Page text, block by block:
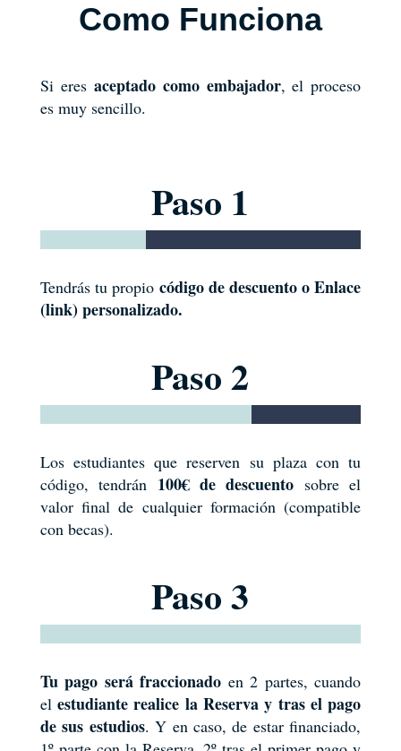
Como Funciona
Si eresaceptado como embajador, el proceso
es muy sencillo.
Paso 1
Tendrás tu propio código de descuento o Enlace
(link) personalizado.
Paso 2
Los estudiantes que reserven su plaza con tu
código, tendrán 100€ de descuento sobre el
valor final de cualquier formación (compatible
con becas).
Paso 3
Tu pago será fraccionado en 2 partes, cuando
elestudiante realice la Reserva y tras el pago
de sus estudios. Y en caso, de estar financiado,